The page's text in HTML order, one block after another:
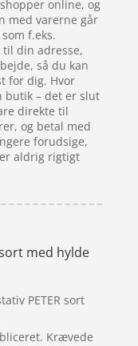
online, og
med varerne går
f.eks.
til din adresse,
så du kan
for dig. Hvor
butik – det er slut
direkte til
og betal med
forudsige,
aldrig rigtigt
med hylde
PETER sort
Krævede